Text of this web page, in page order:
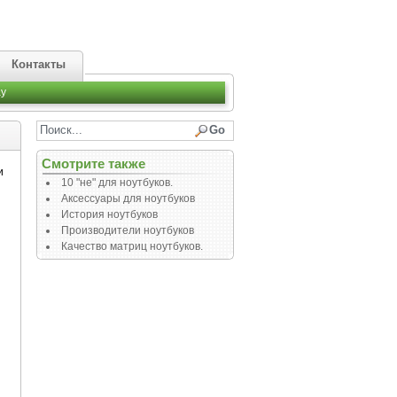
Контакты
Смотрите также
10 "не" для ноутбуков.
Аксессуары для ноутбуков
История ноутбуков
Производители ноутбуков
Качество матриц ноутбуков.